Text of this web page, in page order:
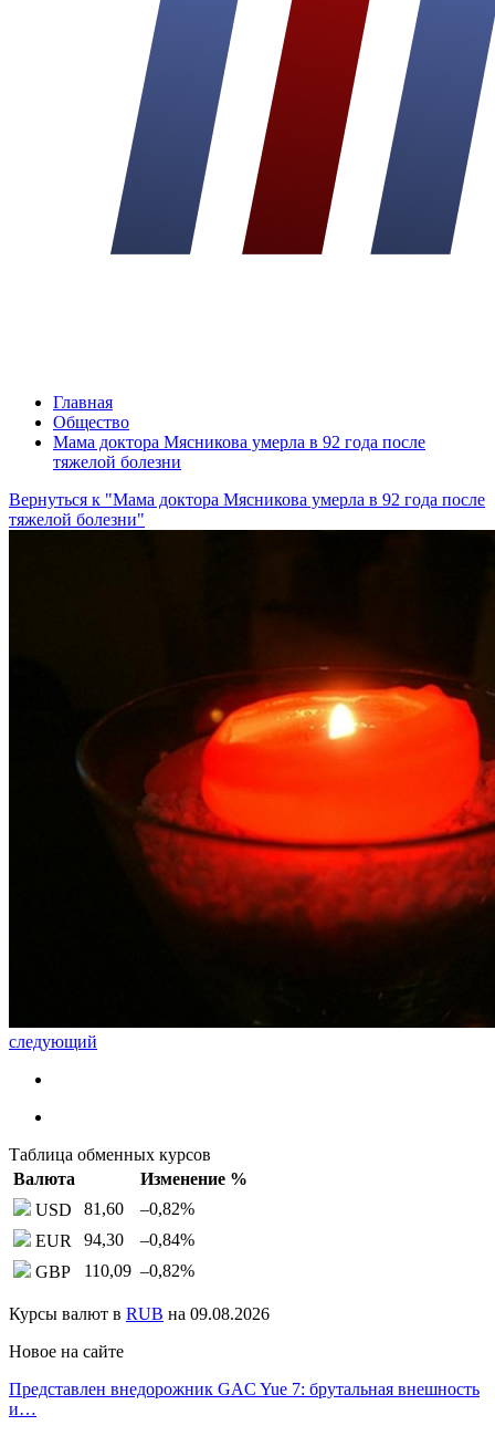
Главная
Общество
Мама доктора Мясникова умерла в 92 года после
тяжелой болезни
Вернуться к "Мама доктора Мясникова умерла в 92 года после
тяжелой болезни"
следующий
Таблица обменных курсов
Валюта
Изменение %
USD
81,60 –0,82%
EUR
94,30 –0,84%
GBP
110,09 –0,82%
Курсы валют в RUB на 09.08.2026
Новое на сайте
Представлен внедорожник GAC Yue 7: брутальная внешность
и…